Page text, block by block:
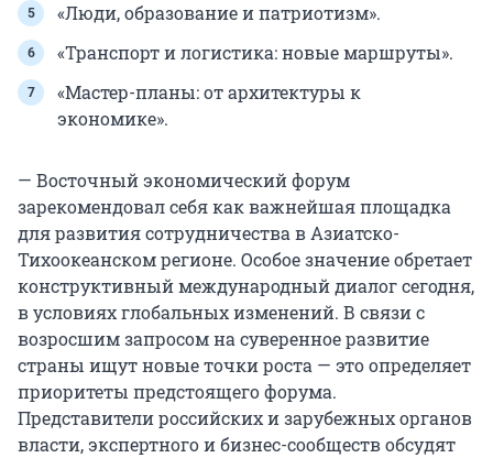
«Люди, образование и патриотизм».
«Транспорт и логистика: новые маршруты».
«Мастер-планы: от архитектуры к
экономике».
— Восточный экономический форум
зарекомендовал себя как важнейшая площадка
для развития сотрудничества в Азиатско-
Тихоокеанском регионе. Особое значение обретает
конструктивный международный диалог сегодня,
в условиях глобальных изменений. В связи с
возросшим запросом на суверенное развитие
страны ищут новые точки роста — это определяет
приоритеты предстоящего форума.
Представители российских и зарубежных органов
власти, экспертного и бизнес-сообществ обсудят